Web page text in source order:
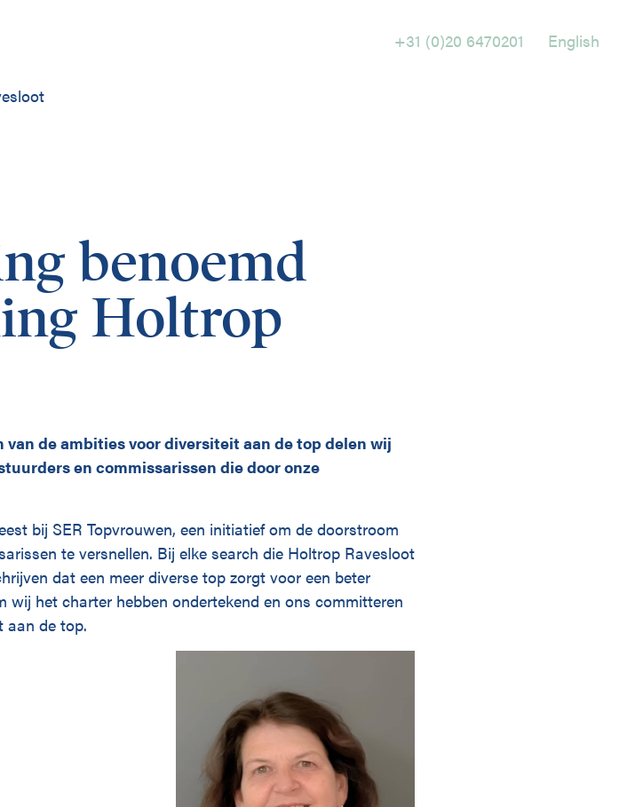
+31 (0)20 6470201 English
+ 31 (0)20 647 0201
benoemd
Holtrop
de ambities voor diversiteit aan de top delen wij
en commissarissen die door onze
bij SER Topvrouwen, een initiatief om de doorstroom
te versnellen. Bij elke search die Holtrop Ravesloot
dat een meer diverse top zorgt voor een beter
het charter hebben ondertekend en ons committeren
aan de top.